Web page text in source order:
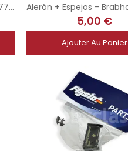
Alerón + Espejos - Lotus 78 1977-78 - H. Rebaque
5,00 €
Ajouter Au Panier